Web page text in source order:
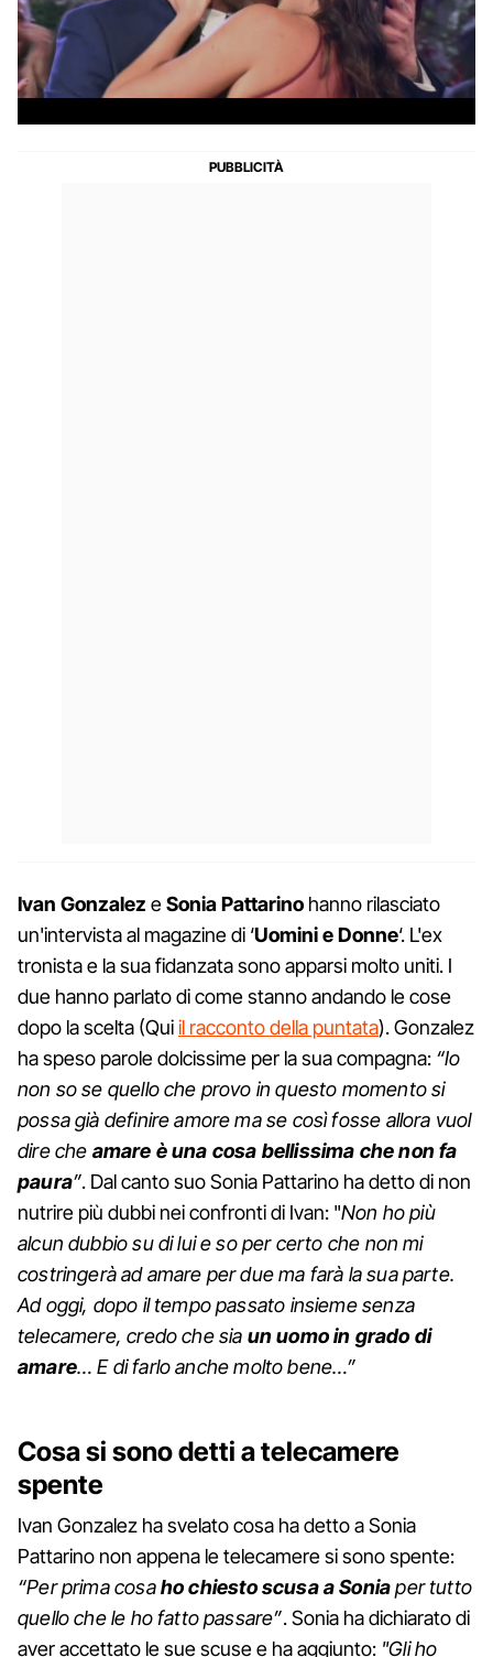
Ivan Gonzalez eSonia Pattarino hanno rilasciato
un'intervista al magazine di ‘Uomini e Donne‘. L'ex
tronista e la sua fidanzata sono apparsi molto uniti. I
due hanno parlato di come stanno andando le cose
dopo la scelta (Quiil racconto della puntata). Gonzalez
ha speso parole dolcissime per la sua compagna: “Io
non so se quello che provo in questo momento si
possa già definire amore ma se così fosse allora vuol
dire che amare è una cosa bellissima che non fa
paura”. Dal canto suo Sonia Pattarino ha detto di non
nutrire più dubbi nei confronti di Ivan: "Non ho più
alcun dubbio su di lui e so per certo che non mi
costringerà ad amare per due ma farà la sua parte.
Ad oggi, dopo il tempo passato insieme senza
telecamere, credo che sia un uomo in grado di
amare… E di farlo anche molto bene…”
Cosa si sono detti a telecamere
spente
Ivan Gonzalez ha svelato cosa ha detto a Sonia
Pattarino non appena le telecamere si sono spente:
“Per prima cosaho chiesto scusa a Soniaper tutto
quello che le ho fatto passare”. Sonia ha dichiarato di
aver accettato le sue scuse e ha aggiunto: "Gli ho